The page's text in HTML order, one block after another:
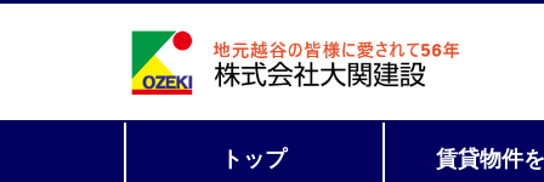
トップ 賃貸物件